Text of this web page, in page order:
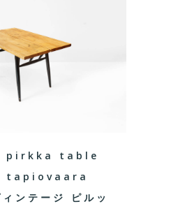
pirkka table
ンテージ ピルッ